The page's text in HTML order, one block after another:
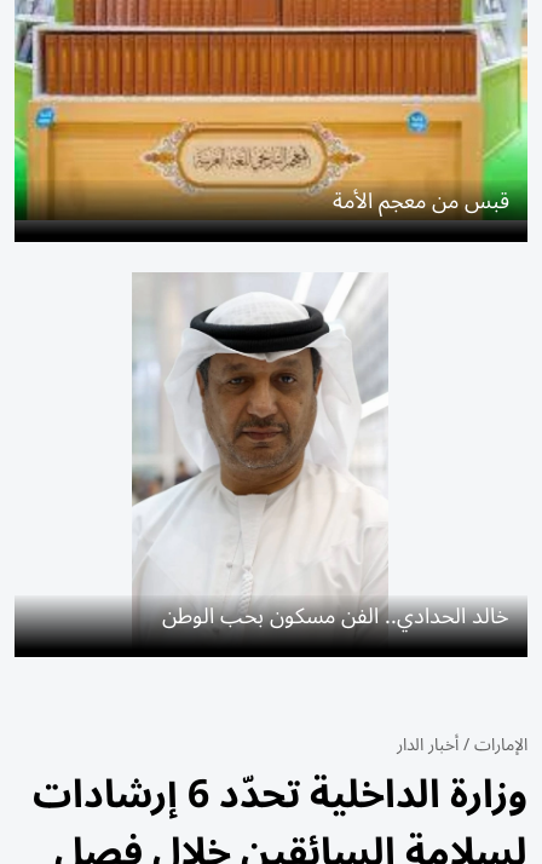
قبس من معجم الأمة
خالد الحدادي.. الفن مسكون بحب الوطن
الإمارات/أخبار الدار
وزارة الداخلية تحدّد 6 إرشادات